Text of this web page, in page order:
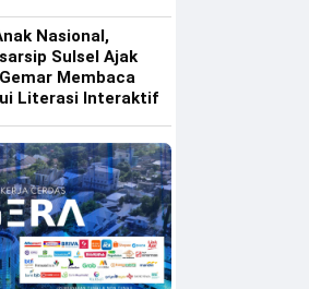
Tinggi
Nasional,
Sulsel Ajak
Membaca
Literasi Interaktif